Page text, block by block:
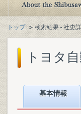
トップ 検索結果 - 社史
トヨタ
基本情報